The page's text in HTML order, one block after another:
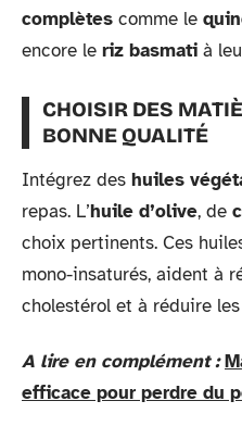
complètes comme le
encore le riz basmati à
CHOISIR DES
BONNE QUALITÉ
Intégrez des huiles
repas. L’huile d’olive, de
choix pertinents. Ces
mono-insaturés, aident à
cholestérol et à réduire
A lire en complément :
efficace pour perdre du